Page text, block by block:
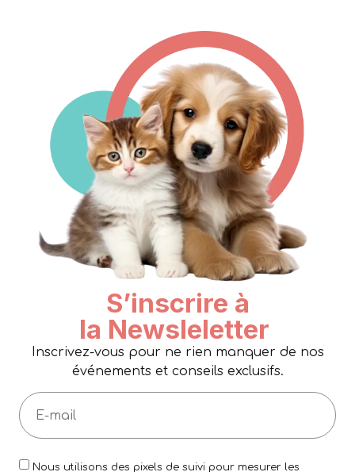
S’inscrire à
la Newsleletter
Inscrivez-vous pour ne rien manquer de nos
événements et conseils exclusifs.
Nous utilisons des pixels de suivi pour mesurer les